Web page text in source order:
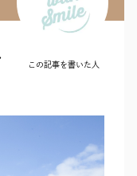
HOUSE
FARMこの記事を書いた人